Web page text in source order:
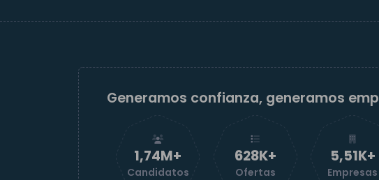
Generamos confianza, generamos
1,74M+
Candidatos
629K+
Ofertas
5,52K+
Empresas